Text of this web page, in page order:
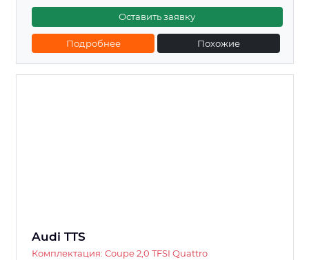
Оставить заявку
Подробнее Похожие
Audi TTS
Комплектация: Coupe 2,0 TFSI Quattro